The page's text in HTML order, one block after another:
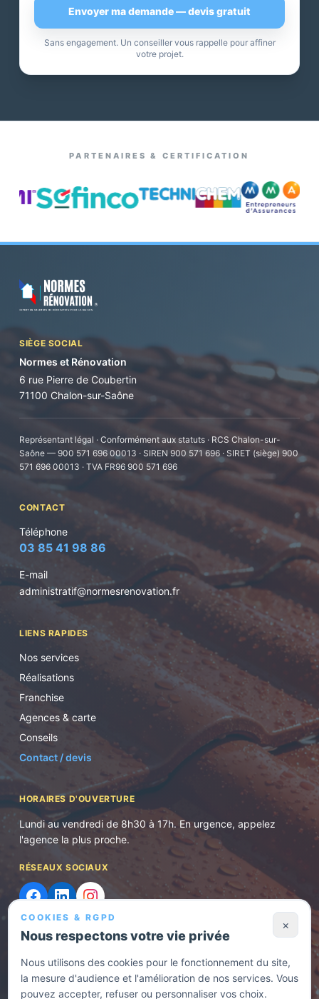
Envoyer ma demande — devis gratuit
Sans engagement. Un conseiller vous rappelle pour affiner
votre projet.
PARTENAIRES & CERTIFICATION
SIÈGE SOCIAL
Normes et Rénovation
6 rue Pierre de Coubertin
71100 Chalon-sur-Saône
Représentant légal · Conformément aux statuts · RCS Chalon-sur-
Saône — 900 571 696 00013 · SIREN 900 571 696 · SIRET (siège) 900
571 696 00013 · TVA FR96 900 571 696
CONTACT
Téléphone
03 85 41 98 86
E-mail
administratif@normesrenovation.fr
LIENS RAPIDES
Nos services
Réalisations
Franchise
Agences & carte
Conseils
Contact / devis
HORAIRES D'OUVERTURE
Lundi au vendredi de 8h30 à 17h. En urgence, appelez
l'agence la plus proche.
RÉSEAUX SOCIAUX
© 2026Normes et Rénovation. Tous droits réservés.
Politique de confidentialité· Entreprise RGE — Rénovation énergétique
—Demander un devis
COOKIES & RGPD
Nous respectons votre vie privée
×
Nous utilisons des cookies pour le fonctionnement du site,
la mesure d'audience et l'amélioration de nos services. Vous
pouvez accepter, refuser ou personnaliser vos choix.